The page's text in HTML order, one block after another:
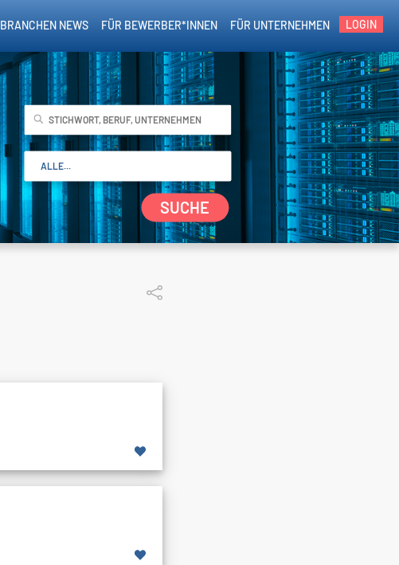
LOGIN
FÜR UNTERNEHMEN
FÜR BEWERBER*INNEN
BRANCHEN NEWS
SUCHE